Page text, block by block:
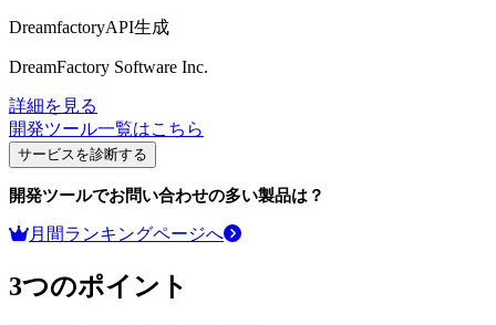
DreamfactoryAPI生成
DreamFactory Software Inc.
詳細を見る
開発ツール一覧はこちら
サービスを診断する
開発ツールでお問い合わせの多い製品は？
月間ランキングページへ
3つのポイント